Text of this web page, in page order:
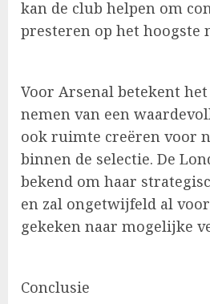
kan de club helpen om
presteren op het hoogste
Voor Arsenal betekent
nemen van een
ook ruimte creëren voor
binnen de selectie. De
bekend om haar
en zal ongetwijfeld al
gekeken naar mogelijke
Conclusie